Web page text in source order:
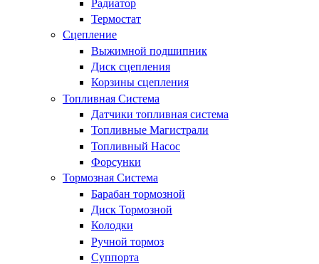
Радиатор
Термостат
Сцепление
Выжимной подшипник
Диск сцепления
Корзины сцепления
Топливная Система
Датчики топливная система
Топливные Магистрали
Топливный Насос
Форсунки
Тормозная Система
Барабан тормозной
Диск Тормозной
Колодки
Ручной тормоз
Суппорта